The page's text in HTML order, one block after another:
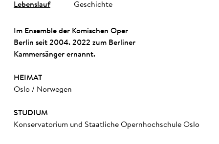
Lebenslauf Geschichte
Im Ensemble der Komischen Oper
Berlin seit 2004. 2022 zum Berliner
Kammersänger ernannt.
HEIMAT
Oslo / Norwegen
STUDIUM
Konservatorium und Staatliche Opernhochschule Oslo